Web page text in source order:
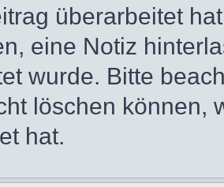
überarbeitet
eine Notiz
wurde. Bitte
löschen können,
hat.